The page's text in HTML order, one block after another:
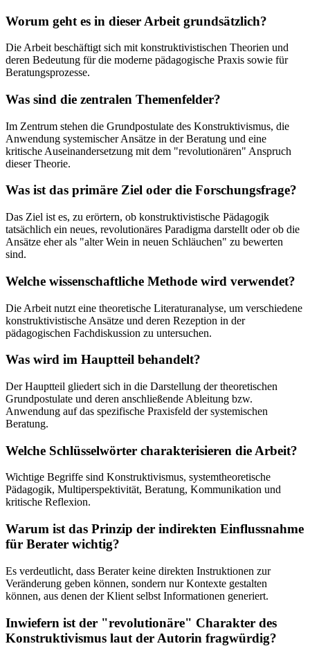
Worum geht es in dieser Arbeit grundsätzlich?
Die Arbeit beschäftigt sich mit konstruktivistischen Theorien und
deren Bedeutung für die moderne pädagogische Praxis sowie für
Beratungsprozesse.
Was sind die zentralen Themenfelder?
Im Zentrum stehen die Grundpostulate des Konstruktivismus, die
Anwendung systemischer Ansätze in der Beratung und eine
kritische Auseinandersetzung mit dem "revolutionären" Anspruch
dieser Theorie.
Was ist das primäre Ziel oder die Forschungsfrage?
Das Ziel ist es, zu erörtern, ob konstruktivistische Pädagogik
tatsächlich ein neues, revolutionäres Paradigma darstellt oder ob die
Ansätze eher als "alter Wein in neuen Schläuchen" zu bewerten
sind.
Welche wissenschaftliche Methode wird verwendet?
Die Arbeit nutzt eine theoretische Literaturanalyse, um verschiedene
konstruktivistische Ansätze und deren Rezeption in der
pädagogischen Fachdiskussion zu untersuchen.
Was wird im Hauptteil behandelt?
Der Hauptteil gliedert sich in die Darstellung der theoretischen
Grundpostulate und deren anschließende Ableitung bzw.
Anwendung auf das spezifische Praxisfeld der systemischen
Beratung.
Welche Schlüsselwörter charakterisieren die Arbeit?
Wichtige Begriffe sind Konstruktivismus, systemtheoretische
Pädagogik, Multiperspektivität, Beratung, Kommunikation und
kritische Reflexion.
Warum ist das Prinzip der indirekten Einflussnahme
für Berater wichtig?
Es verdeutlicht, dass Berater keine direkten Instruktionen zur
Veränderung geben können, sondern nur Kontexte gestalten
können, aus denen der Klient selbst Informationen generiert.
Inwiefern ist der "revolutionäre" Charakter des
Konstruktivismus laut der Autorin fragwürdig?